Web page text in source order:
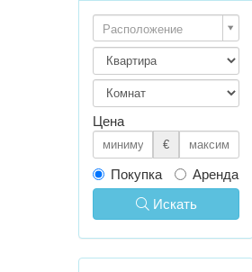
Расположение
Цена
€
Покупка
Аренда
Искать